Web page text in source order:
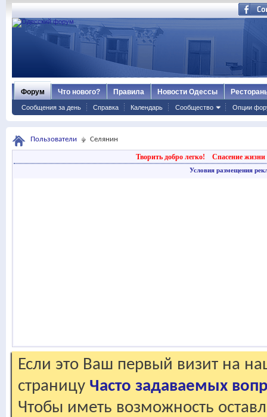
Форум
Сообщения за день Справка Календарь Сообщество Опции
Что нового? Правила Новости Одессы
Пользователи Селянин
Творить добро легко! Спасение жизни
Условия размещения
Если это Ваш первый визит на
страницу Часто задаваемых
Чтобы иметь возможность